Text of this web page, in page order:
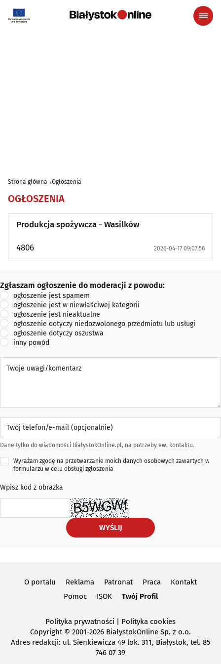
Strona główna Ogłoszenia
OGŁOSZENIA
Produkcja spożywcza - Wasilków
4806 2026-04-17 09:07:56
Zgłaszam ogłoszenie do moderacji z powodu:
Zgłaszam ogłoszenie do moderacji z powodu:
ogłoszenie jest spamem
ogłoszenie jest w niewłaściwej kategorii
ogłoszenie jest nieaktualne
ogłoszenie dotyczy niedozwolonego przedmiotu lub usługi
ogłoszenie dotyczy oszustwa
inny powód
Dane tylko do wiadomości BiałystokOnline.pl, na potrzeby ew. kontaktu.
Wyrażam zgodę na przetwarzanie moich danych osobowych zawartych w
formularzu w celu obsługi zgłoszenia
Wpisz kod z obrazka
WYŚLIJ
O portalu Reklama Patronat Praca
Kontakt
Pomoc
ISOK Twój Profil
Polityka prywatności | Polityka cookies
Copyright© 2001-2026 BiałystokOnline Sp. z o.o.
Adres redakcji: ul. Sienkiewicza 49 lok. 311, Białystok, tel. 85
746 07 39